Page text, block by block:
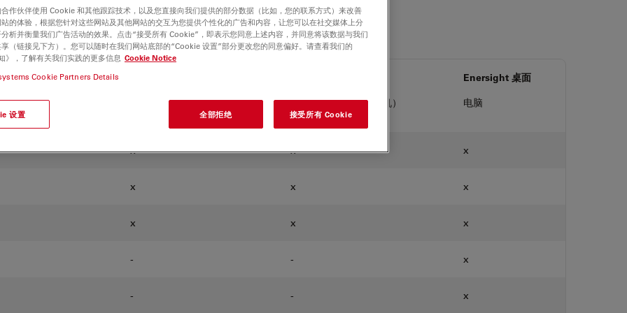
加更多设备。
(屏幕显示，无需电脑） (适用于平板电脑和手机）
Enersight 桌面
电脑
x x x
x x x
x x x
- - x
- - x
作伙伴使用 Cookie 和其他跟踪技术，以及您直接向我们提供的部分数据（比如，您的联系方式）来改善
的体验，根据您针对这些网站及其他网站的交互为您提供个性化的广告和内容，让您可以在社交媒体上分
析并衡量我们广告活动的效果。点击“接受所有 Cookie”，即表示您同意上述内容，并同意将该数据与我们
（链接见下方）。您可以随时在我们网站底部的“Cookie 设置”部分更改您的同意偏好。请查看我们的
》，了解有关我们实践的更多信息 Cookie Notice
Cookie Partners Details
设置 全部拒绝 接受所有 Cookie